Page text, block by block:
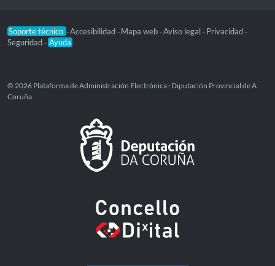
Soporte técnico -Accesibilidad - Mapa web -Aviso legal - Privacidad -
Seguridad - Ayuda
© 2026 Plataforma de Administración Electrónica · Diputación Provincial de A
Coruña